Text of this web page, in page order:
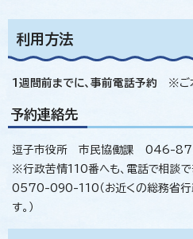
利用方法
1週間前までに、事前電話予約 ※ご本
予約連絡先
逗子市役所 市民協働課 046-
※行政苦情110番へも、電話で相談で
0570-090-110（お近くの総務省行
す。）